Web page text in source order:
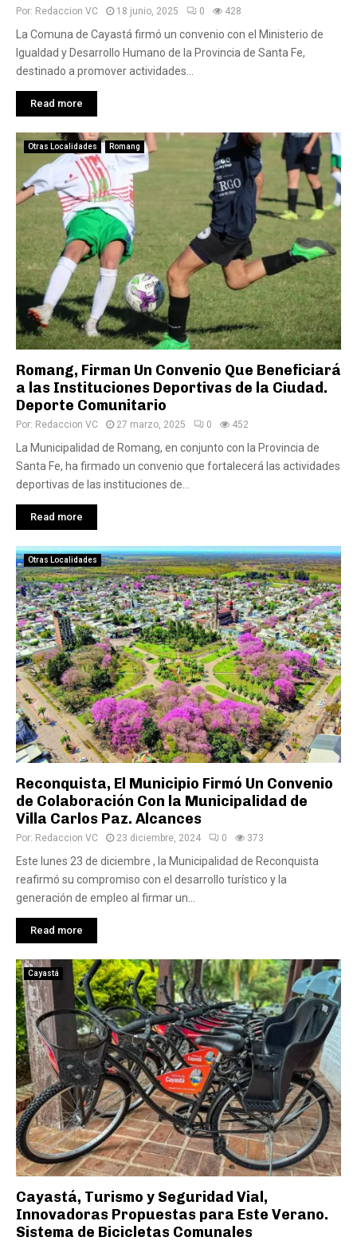
Por: Redaccion VC 18 junio, 2025 0 428
La Comuna de Cayastá firmó un convenio con el Ministerio de
Igualdad y Desarrollo Humano de la Provincia de Santa Fe,
destinado a promover actividades...
Read more
Otras Localidades Romang
Romang, Firman Un Convenio Que Beneficiará
a las Instituciones Deportivas de la Ciudad.
Deporte Comunitario
Por: Redaccion VC 27 marzo, 2025 0 452
La Municipalidad de Romang, en conjunto con la Provincia de
Santa Fe, ha firmado un convenio que fortalecerá las actividades
deportivas de las instituciones de...
Read more
Otras Localidades
Reconquista, El Municipio Firmó Un Convenio
de Colaboración Con la Municipalidad de
Villa Carlos Paz. Alcances
Por: Redaccion VC 23 diciembre, 2024 0 373
Este lunes 23 de diciembre , la Municipalidad de Reconquista
reafirmó su compromiso con el desarrollo turístico y la
generación de empleo al firmar un...
Read more
Cayastá
Cayastá, Turismo y Seguridad Vial,
Innovadoras Propuestas para Este Verano.
Sistema de Bicicletas Comunales